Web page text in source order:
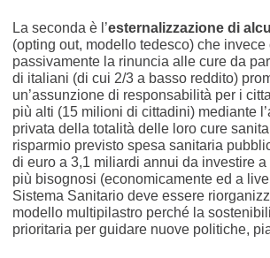
La seconda è l’esternalizzazione di
(opting out, modello tedesco) che invece
passivamente la rinuncia alle cure da
di italiani (di cui 2/3 a basso reddito)
un’assunzione di responsabilità per i
più alti (15 milioni di cittadini) mediante
privata della totalità delle loro cure
risparmio previsto spesa sanitaria
di euro a 3,1 miliardi annui da investire
più bisognosi (economicamente ed a
Sistema Sanitario deve essere
modello multipilastro perché la
prioritaria per guidare nuove politiche,